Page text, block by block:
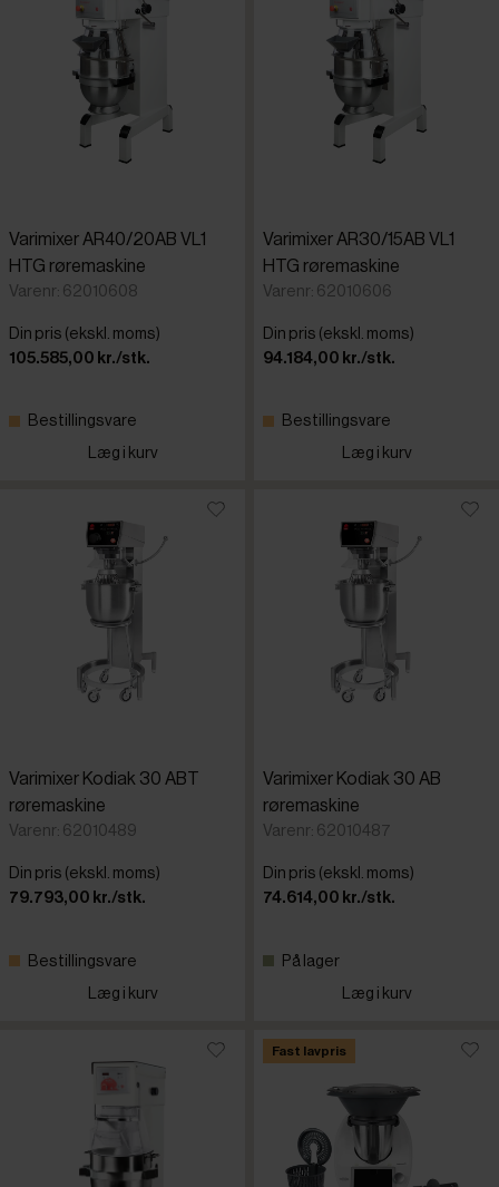
Varimixer AR40/20AB VL1
HTG røremaskine
Varenr: 62010608
Din pris (ekskl. moms)
105.585,00 kr./stk.
Bestillingsvare
Læg i kurv
Varimixer AR30/15AB VL1
HTG røremaskine
Varenr: 62010606
Din pris (ekskl. moms)
94.184,00 kr./stk.
Bestillingsvare
Læg i kurv
Varimixer Kodiak 30 ABT
røremaskine
Varenr: 62010489
Din pris (ekskl. moms)
79.793,00 kr./stk.
Bestillingsvare
Læg i kurv
Varimixer Kodiak 30 AB
røremaskine
Varenr: 62010487
Din pris (ekskl. moms)
74.614,00 kr./stk.
På lager
Læg i kurv
Fast lavpris